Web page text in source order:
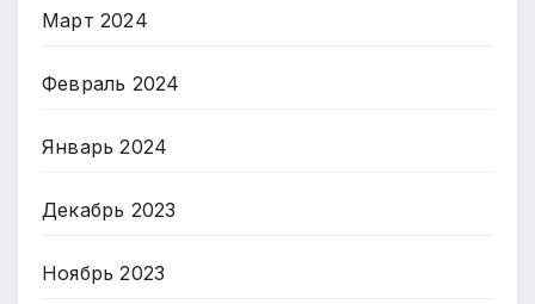
Март 2024
Февраль 2024
Январь 2024
Декабрь 2023
Ноябрь 2023